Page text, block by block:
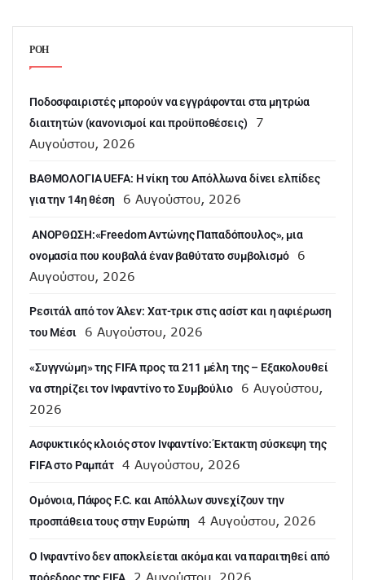
ΡΟΗ
Ποδοσφαιριστές μπορούν να εγγράφονται στα μητρώα
διαιτητών (κανονισμοί και προϋποθέσεις)
7
Αυγούστου, 2026
ΒΑΘΜΟΛΟΓΙΑ UEFA: Η νίκη του Απόλλωνα δίνει ελπίδες
για την 14η θέση
6 Αυγούστου, 2026
ANOΡΘΩΣΗ:«Freedom Αντώνης Παπαδόπουλος», μια
ονομασία που κουβαλά έναν βαθύτατο συμβολισμό
6
Αυγούστου, 2026
Ρεσιτάλ από τον Άλεν: Χατ-τρικ στις ασίστ και η αφιέρωση
του Μέσι
6 Αυγούστου, 2026
«Συγγνώμη» της FIFA προς τα 211 μέλη της – Εξακολουθεί
να στηρίζει τον Ινφαντίνο το Συμβούλιο
6 Αυγούστου,
2026
Ασφυκτικός κλοιός στον Ινφαντίνο: Έκτακτη σύσκεψη της
FIFA στο Ραμπάτ
4 Αυγούστου, 2026
Ομόνοια, Πάφος F.C. και Απόλλων συνεχίζουν την
προσπάθεια τους στην Ευρώπη
4 Αυγούστου, 2026
Ο Ινφαντίνο δεν αποκλείεται ακόμα και να παραιτηθεί από
2 Αυγούστου, 2026